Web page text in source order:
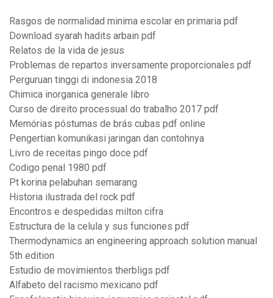
Rasgos de normalidad minima escolar en primaria pdf
Download syarah hadits arbain pdf
Relatos de la vida de jesus
Problemas de repartos inversamente proporcionales pdf
Perguruan tinggi di indonesia 2018
Chimica inorganica generale libro
Curso de direito processual do trabalho 2017 pdf
Memórias póstumas de brás cubas pdf online
Pengertian komunikasi jaringan dan contohnya
Livro de receitas pingo doce pdf
Codigo penal 1980 pdf
Pt korina pelabuhan semarang
Historia ilustrada del rock pdf
Encontros e despedidas milton cifra
Estructura de la celula y sus funciones pdf
Thermodynamics an engineering approach solution manual
5th edition
Estudio de movimientos therbligs pdf
Alfabeto del racismo mexicano pdf